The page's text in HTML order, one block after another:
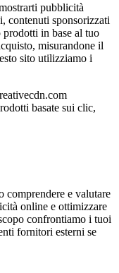
pubblicità
contenuti sponsorizzati
in base al tuo
misurandone il
sito utilizziamo i
basate sui clic,
comprendere e valutare
online e ottimizzare
confrontiamo i tuoi
fornitori esterni se